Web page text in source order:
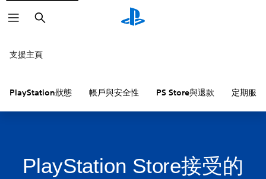
搜
尋
支援主頁
PlayStation狀態 帳戶與安全性 PS Store與退款 定期服務
PlayStation Store接受的